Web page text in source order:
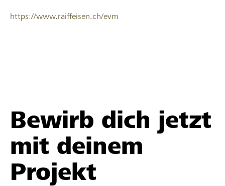
https://www.raiffeisen.ch/evm
Bewirb dich jetzt
mit deinem
Projekt